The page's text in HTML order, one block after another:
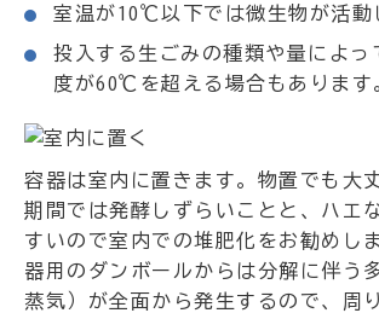
室温が10℃以下では微生物が活動
投入する生ごみの種類や量によっ
度が60℃を超える場合もあります
容器は室内に置きます。物置でも大
期間では発酵しずらいことと、ハエ
すいので室内での堆肥化をお勧めし
器用のダンボールからは分解に伴う
蒸気）が全面から発生するので、周